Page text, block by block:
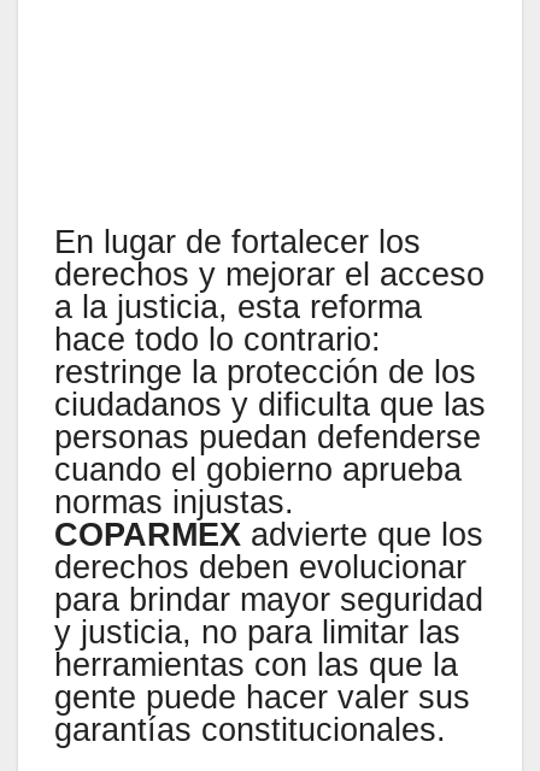
En lugar de fortalecer los
derechos y mejorar el acceso
a la justicia, esta reforma
hace todo lo contrario:
restringe la protección de los
ciudadanos y dificulta que las
personas puedan defenderse
cuando el gobierno aprueba
normas injustas.
COPARMEX advierte que los
derechos deben evolucionar
para brindar mayor seguridad
y justicia, no para limitar las
herramientas con las que la
gente puede hacer valer sus
garantías constitucionales.